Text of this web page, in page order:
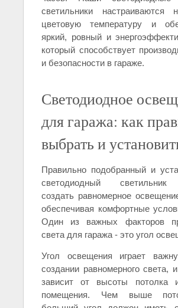
светильники настраиваются
цветовую температуру и
яркий, ровный и
который способствует
и безопасности в гараже.
Светодиодное
для гаража: как
выбрать и
Правильно подобранный и
светодиодный светильник
создать равномерное
обеспечивая комфортные
Один из важных факторов
света для гаража - это угол
Угол освещения играет
создании равномерного света,
зависит от высоты потолка
помещения. Чем выше